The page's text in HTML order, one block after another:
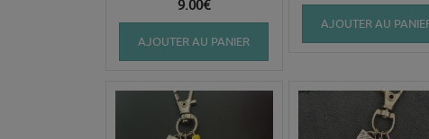
9.00€
AJOUTER AU PANIER
AJOUTER AU